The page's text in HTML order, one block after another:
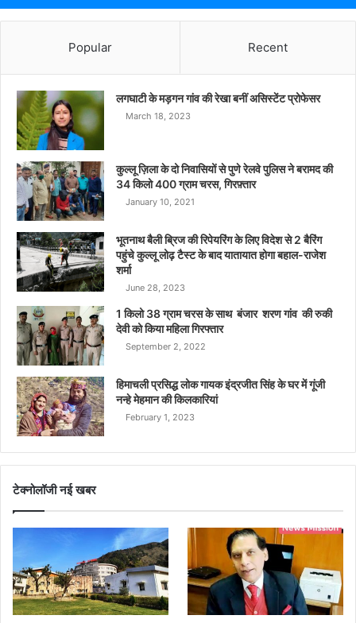
Popular Recent
लगघाटी के मड़गन गांव की रेखा बनीं असिस्टेंट प्रोफेसर
March 18, 2023
कुल्लू ज़िला के दो निवासियों से पुणे रेलवे पुलिस ने बरामद की
34 किलो 400 ग्राम चरस, गिरफ़्तार
January 10, 2021
भूतनाथ बैली ब्रिज की रिपेयरिंग के लिए विदेश से 2 बैरिंग
पहुंचे कुल्लू लोढ़ टैस्ट के बाद यातायात होगा बहाल-राजेश
शर्मा
June 28, 2023
1 किलो 38 ग्राम चरस के साथ बंजार शरण गांव की रुकी
देवी को किया महिला गिरफ्तार
September 2, 2022
हिमाचली प्रसिद्ध लोक गायक इंद्रजीत सिंह के घर में गूंजी
नन्हे मेहमान की किलकारियां
February 1, 2023
टेक्नोलॉजी नई खबर